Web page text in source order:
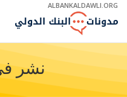
Skip
Main
ALBANKALDAWLI.ORG
نشر